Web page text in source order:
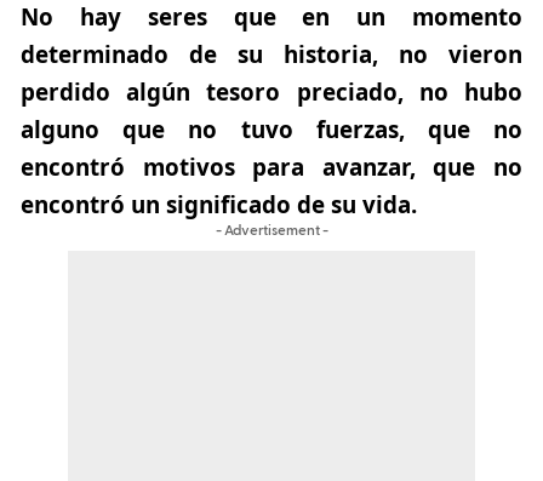
No hay seres que en un momento
determinado de su historia, no vieron
perdido algún tesoro preciado, no hubo
alguno que no tuvo fuerzas, que no
encontró motivos para avanzar, que no
encontró un significado de su vida.
- Advertisement -